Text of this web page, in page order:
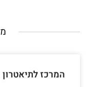
המרכז לתיאטרון